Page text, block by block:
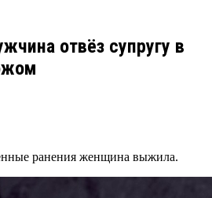
отвёз супругу в
ранения женщина выжила.